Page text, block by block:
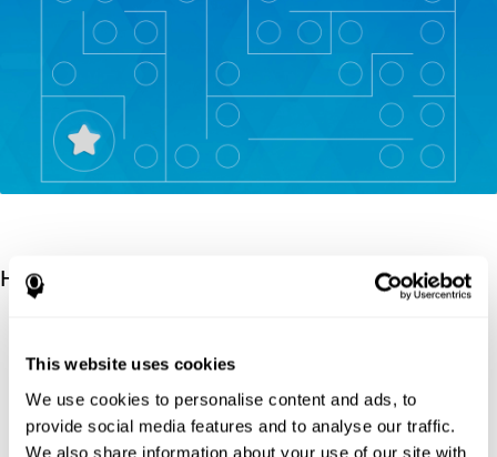
This website uses cookies
We use cookies to personalise content and ads, to
provide social media features and to analyse our traffic.
We also share information about your use of our site with
Научные источники
Corporation.
Korkman, M., Kirk, U., & Kemp, S (1998). Manual for the
NEPSY. San Antonio, TX: Psychological corporation.